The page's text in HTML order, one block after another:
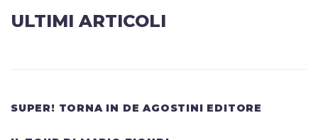
ULTIMI ARTICOLI
SUPER! TORNA IN DE AGOSTINI EDITORE